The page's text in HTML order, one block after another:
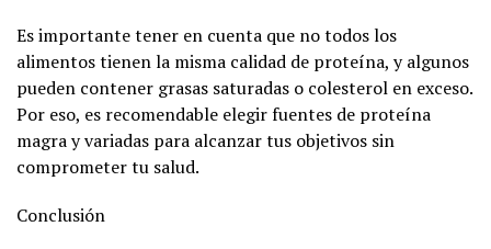
Es importante tener en cuenta que no todos los
alimentos tienen la misma calidad de proteína, y algunos
pueden contener grasas saturadas o colesterol en exceso.
Por eso, es recomendable elegir fuentes de proteína
magra y variadas para alcanzar tus objetivos sin
comprometer tu salud.
Conclusión